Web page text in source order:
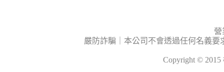
營
嚴防詐騙｜本公司不會透過任何名義
Copyright ©